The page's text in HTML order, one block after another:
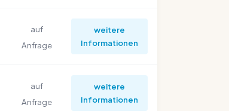
auf
Anfrage
weitere
Informationen
auf
Anfrage
weitere
Informationen